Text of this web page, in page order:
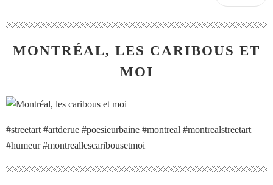
MONTRÉAL, LES CARIBOUS ET
MOI
#streetart #artderue #poesieurbaine #montreal #montrealstreetart
#humeur #montreallescaribousetmoi